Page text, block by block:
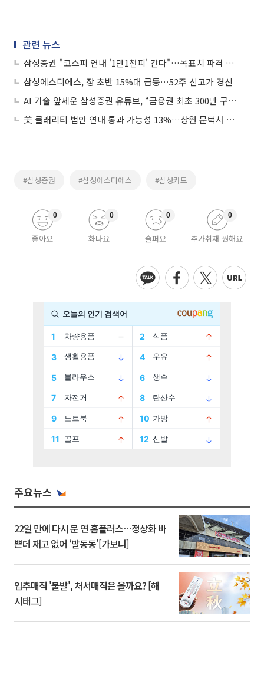
관련 뉴스
삼성증권 "코스피 연내 '1만1천피' 간다"…목표치 파격 상향
삼성에스디에스, 장 초반 15%대 급등…52주 신고가 경신
AI 기술 앞세운 삼성증권 유튜브, “금융권 최초 300만 구독자 돌파”
美 클래리티 법안 연내 통과 가능성 13%…상원 문턱서 제동
#삼성증권 #삼성에스디에스 #삼성카드
좋아요
0
화나요
0
슬퍼요
0
추가취재 원해요
0
주요뉴스
22일 만에 다시 문 연 홈플러스…정상화 바
쁜데 재고 없어 ‘발동동’[가보니]
입추매직 '불발', 처서매직은 올까요? [해
시태그]